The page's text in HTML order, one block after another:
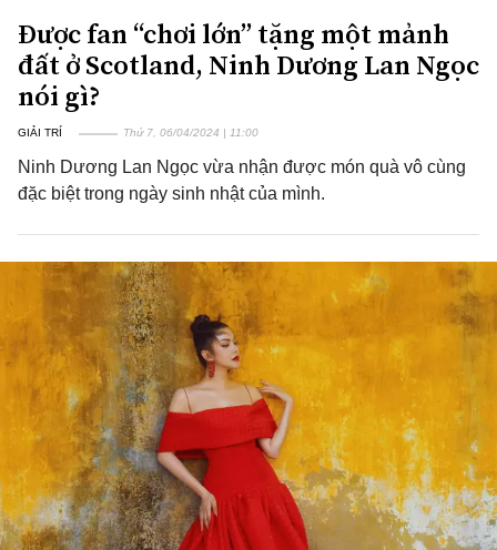
Được fan “chơi lớn” tặng một mảnh
đất ở Scotland, Ninh Dương Lan Ngọc
nói gì?
GIẢI TRÍ Thứ 7, 06/04/2024 | 11:00
Ninh Dương Lan Ngọc vừa nhận được món quà vô cùng
đặc biệt trong ngày sinh nhật của mình.